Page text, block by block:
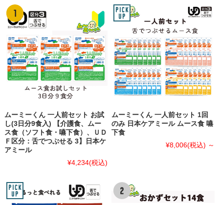
ムーミーくん 一人前セット お試
し(3日分9食入) 【介護食、ムー
ス食（ソフト食・嚥下食）、ＵＤ
Ｆ区分：舌でつぶせる 3】日本ケ
アミール
¥4,234(税込)
ムーミーくん 一人前セット 1回
のみ 日本ケアミール ムース食 嚥
下食
¥8,006(税込) ～